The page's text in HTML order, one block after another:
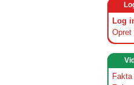
Log
Opret